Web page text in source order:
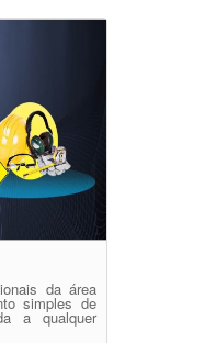
da área
simples de
a qualquer